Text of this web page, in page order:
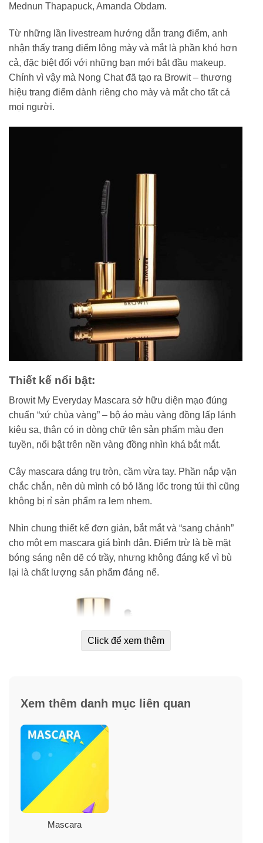
Mednun Thapapuck, Amanda Obdam.
Từ những lần livestream hướng dẫn trang điểm, anh
nhận thấy trang điểm lông mày và mắt là phần khó hơn
cả, đặc biệt đối với những bạn mới bắt đầu makeup.
Chính vì vậy mà Nong Chat đã tạo ra Browit – thương
hiệu trang điểm dành riêng cho mày và mắt cho tất cả
mọi người.
Thiết kế nổi bật:
Browit My Everyday Mascara sở hữu diện mạo đúng
chuẩn “xứ chùa vàng” – bộ áo màu vàng đồng lấp lánh
kiêu sa, thân có in dòng chữ tên sản phẩm màu đen
tuyền, nổi bật trên nền vàng đồng nhìn khá bắt mắt.
Cây mascara dáng trụ tròn, cầm vừa tay. Phần nắp vặn
chắc chắn, nên dù mình có bỏ lăng lốc trong túi thì cũng
không bị rỉ sản phẩm ra lem nhem.
Nhìn chung thiết kế đơn giản, bắt mắt và “sang chảnh”
cho một em mascara giá bình dân. Điểm trừ là bề mặt
bóng sáng nên dẽ có trầy, nhưng không đáng kể vì bù
lại là chất lượng sản phẩm đáng nể.
Click để xem thêm
Xem thêm danh mục liên quan
Mascara